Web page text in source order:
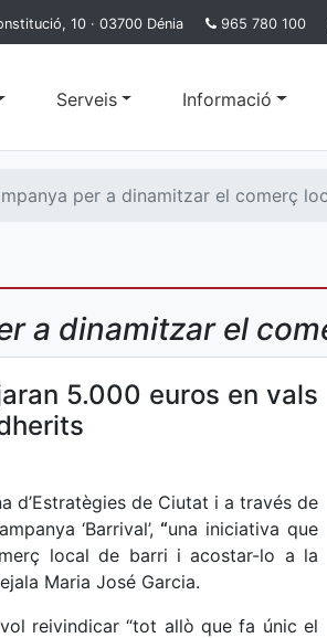
10 · 03700 Dénia 965 780 100
Serveis Informació
per a dinamitzar el comerç
a dinamitzar el
5.000 euros en vals
d’Estratègies de Ciutat i a través de
‘Barrival’, “una iniciativa que
local de barri i acostar-lo a la
Maria José Garcia.
reivindicar “tot allò que fa únic el